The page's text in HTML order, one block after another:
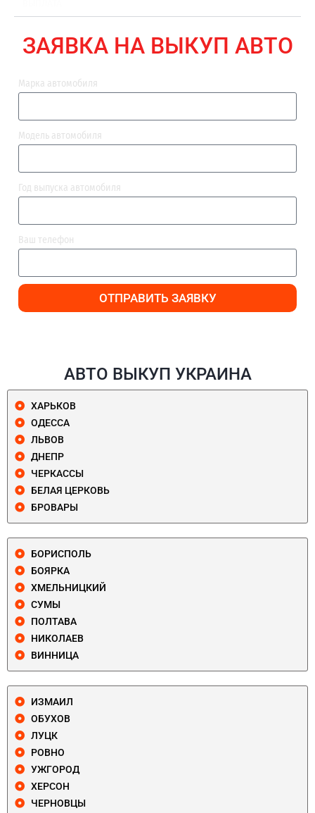
ЗАЯВКА НА ВЫКУП АВТО
Марка автомобиля
Модель автомобиля
Год выпуска автомобиля
Ваш телефон
ОТПРАВИТЬ ЗАЯВКУ
АВТО ВЫКУП УКРАИНА
ХАРЬКОВ
ОДЕССА
ЛЬВОВ
ДНЕПР
ЧЕРКАССЫ
БЕЛАЯ ЦЕРКОВЬ
БРОВАРЫ
БОРИСПОЛЬ
БОЯРКА
ХМЕЛЬНИЦКИЙ
СУМЫ
ПОЛТАВА
НИКОЛАЕВ
ВИННИЦА
ИЗМАИЛ
ОБУХОВ
ЛУЦК
РОВНО
УЖГОРОД
ХЕРСОН
ЧЕРНОВЦЫ